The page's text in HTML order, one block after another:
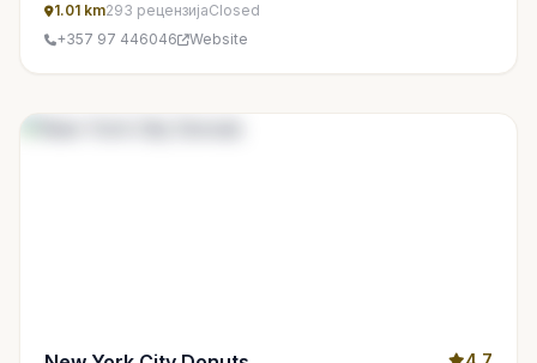
1.01 km293 рецензијаClosed
+357 97 446046
Website